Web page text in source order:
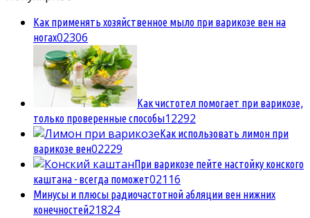
Как применять хозяйственное мыло при варикозе вен на
ногах02306
Как чистотел помогает при варикозе,
только проверенные способы12292
Как использовать лимон при
варикозе вен02229
При варикозе пейте настойку конского
каштана - всегда поможет02116
Минусы и плюсы радиочастотной абляции вен нижних
конечностей21824